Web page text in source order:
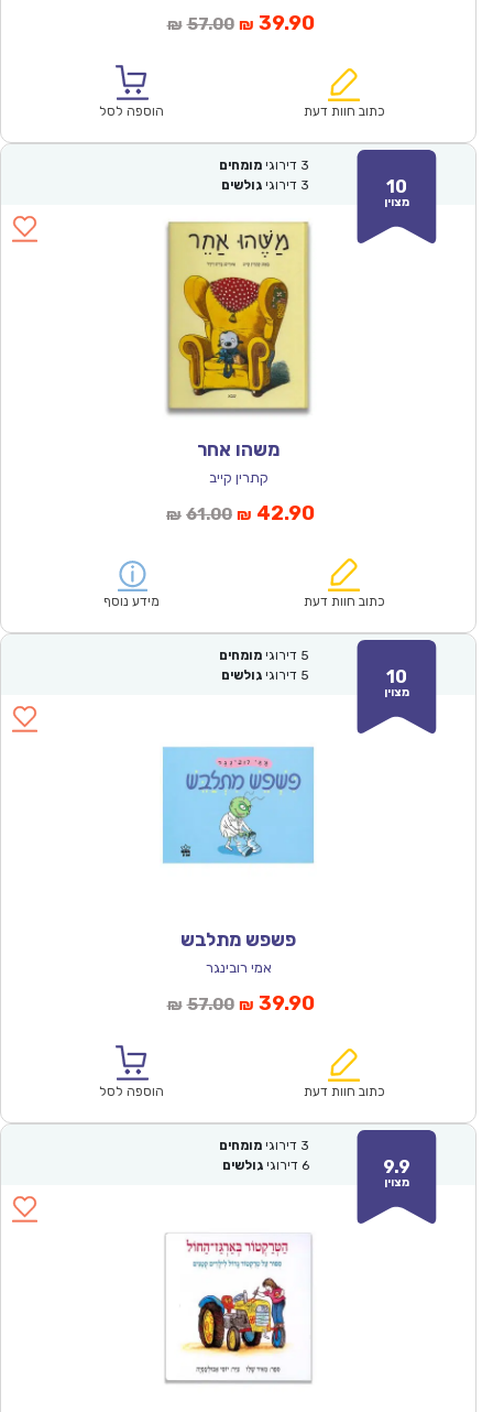
₪ 57.00המחיר
₪57.00.
₪ 39.90המחיר
הוא:
כתוב חוות דעת הוספה לסל
10
מצוין
3 דירוגי מומחים
3 דירוגי גולשים
משהו אחר
קתרין קייב
₪ 61.00המחיר
₪61.00.
₪ 42.90המחיר
הוא:
כתוב חוות דעת מידע נוסף
10
מצוין
5 דירוגי מומחים
5 דירוגי גולשים
פשפש מתלבש
אמי רובינגר
₪ 57.00המחיר
₪57.00.
₪ 39.90המחיר
הוא:
כתוב חוות דעת הוספה לסל
9.9
מצוין
3 דירוגי מומחים
6 דירוגי גולשים